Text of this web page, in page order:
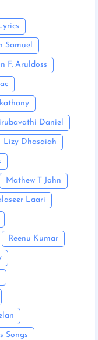
Samuel
F. Aruldoss
Daniel
Lizy Dhasaiah
Mathew T John
Laari
Reenu Kumar
Songs